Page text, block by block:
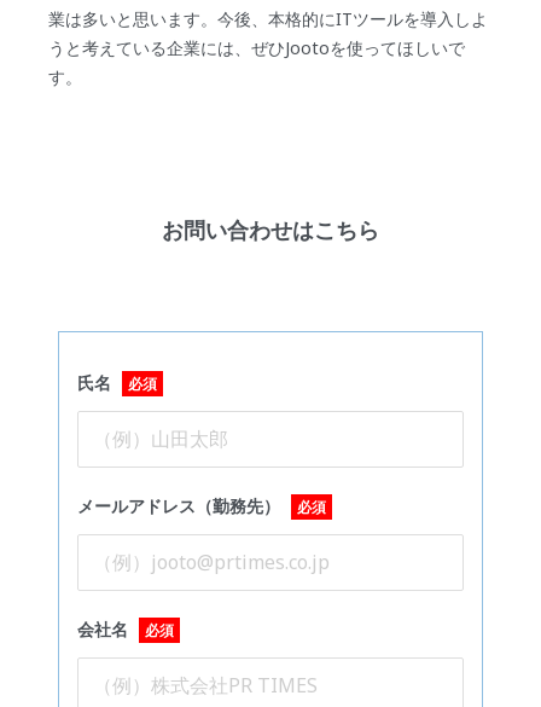
業は多いと思います。今後、本格的にITツールを導入しよ
うと考えている企業には、ぜひJootoを使ってほしいで
す。
お問い合わせはこちら
氏名 必須
メールアドレス（勤務先） 必須
会社名 必須